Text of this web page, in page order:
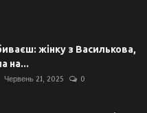
жінку з Василькова,
на...
Червень 21, 2025 0